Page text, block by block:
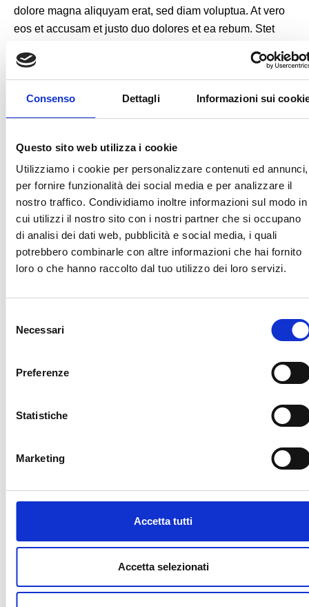
Consenso Dettagli Informazioni sui
Questo sito web utilizza i cookie
Utilizziamo i cookie per personalizzare contenuti ed annunci,
per fornire funzionalità dei social media e per analizzare il
nostro traffico. Condividiamo inoltre informazioni sul modo in
cui utilizzi il nostro sito con i nostri partner che si occupano
di analisi dei dati web, pubblicità e social media, i quali
potrebbero combinarle con altre informazioni che hai fornito
loro o che hanno raccolto dal tuo utilizzo dei loro servizi.
Necessari
Preferenze
Statistiche
Marketing
Accetta tutti
Accetta selezionati
dolore magna aliquyam erat, sed diam voluptua. At vero
eos et accusam et justo duo dolores et ea rebum. Stet
ipsum dolor sit amet.